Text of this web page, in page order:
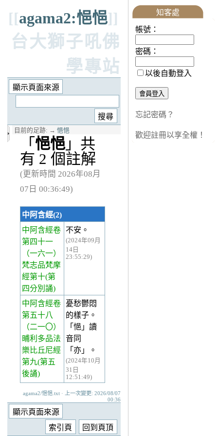
[[agama2:悒悒]]
台大獅子吼佛
學專站
目前的足跡: → 悒悒
「 悒悒」共
有 2 個註解
(更新時間 2026年08月
07日 00:36:49)
中阿含經(2)
中阿含經卷
第四十一
（一六一）
梵志品梵摩
經第十(第
四分別誦)
不安。
(2024年09月
14日
23:55:29)
中阿含經卷
第五十八
（二一〇）
晡利多品法
樂比丘尼經
第九(第五
後誦)
憂愁鬱悶
的樣子。
「悒」讀
音同
「亦」。
(2024年10月
31日
12:51:49)
agama2/悒悒.txt · 上一次變更: 2026/08/07
00:36
知客處
帳號：
密碼：
以後自動登入
忘記密碼？
歡迎註冊以享全權！